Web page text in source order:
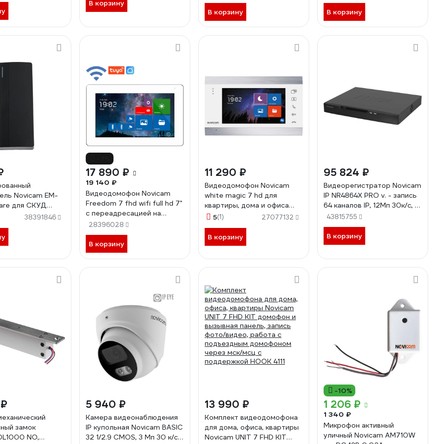
В корзину
канала 3012V
В корзину В корзину
Novicam EM-
для СКУД
к любому
Световая и
38391846
17 890 ₽
19 140 ₽
Видеодомофон Novicam
Freedom 7 fhd wifi full hd 7"
c переадресацией на
смартфон v. 4477
28396028
В корзину
11 290 ₽
Видеодомофон Novicam
white magic 7 hd для
квартиры, дома и офиса
4821
5(1) 27077132
В корзину
95 824 ₽
Видеорегистратор Novicam
IP NR4864X PRO v. - запись
64 каналов IP, 12Мп 30к/с, 4
HDD до 16 Тб, поддержка
H.265+ 3006V
43815755
В корзину
замок
NO,
5 940 ₽
Камера видеонаблюдения
IP купольная Novicam BASIC
32 1/2.9 CMOS, 3 Мп 30 к/с,
13 990 ₽
Комплект видеодомофона
для дома, офиса, квартиры
Novicam UNIT 7 FHD KIT
-10%
1 206 ₽
1 340 ₽
Микрофон активный
уличный Novicam AM710W